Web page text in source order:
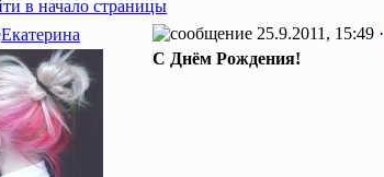
Екатерина 25.9.2011, 15:49 ·
С Днём Рождения!